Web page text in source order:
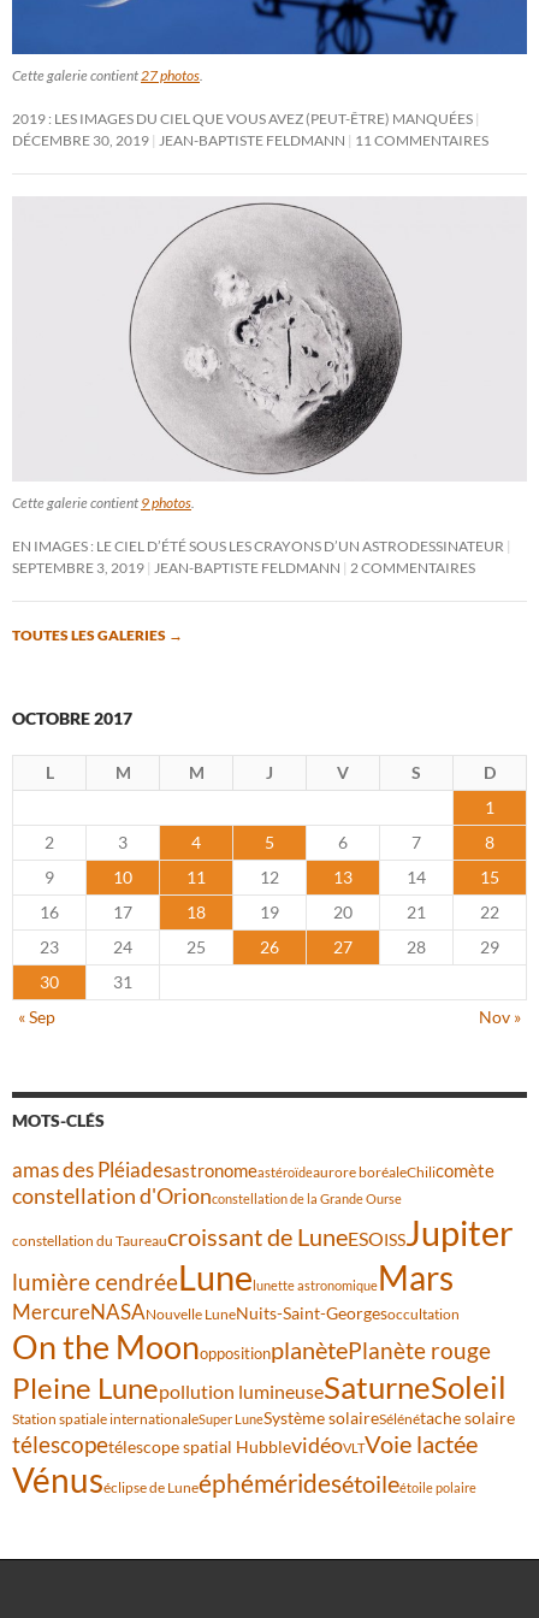
Cette galerie contient27 photos.
2019 : LES IMAGES DU CIEL QUE VOUS AVEZ (PEUT-ÊTRE) MANQUÉES
DÉCEMBRE 30, 2019 JEAN-BAPTISTE FELDMANN 11 COMMENTAIRES
Cette galerie contient 9 photos.
EN IMAGES : LE CIEL D’ÉTÉ SOUS LES CRAYONS D’UN ASTRODESSINATEUR
SEPTEMBRE 3, 2019 JEAN-BAPTISTE FELDMANN 2 COMMENTAIRES
TOUTES LES GALERIES →
OCTOBRE 2017
L M M J V S
D
1
2
3 4 5 6 7
8
9
10 11 12 13 14
15
16
17 18 19 20 21
22
23
24 25 26 27 28
29
30
31
« Sep
Nov »
MOTS-CLÉS
amas des Pléiadesastronomeastéroïdeaurore boréaleChilicomète
constellation d'Orionconstellation de la Grande Ourse
constellation du Taureaucroissant de LuneESOISSJupiter
lumière cendréeLune lunette astronomiqueMars
MercureNASANouvelle LuneNuits-Saint-Georgesoccultation
On the MoonoppositionplanètePlanète rouge
Pleine Lunepollution lumineuseSaturneSoleil
Station spatiale internationaleSuper LuneSystème solaireSélénétache solaire
télescopetélescope spatial HubblevidéoVLTVoie lactée
Vénuséclipse de Luneéphéméridesétoileétoile polaire